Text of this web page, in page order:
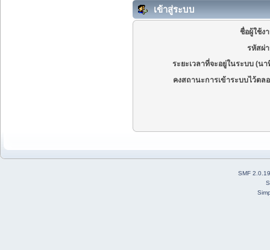
เข้าสู่ระบบ
ชื่อผู้ใช้ง
รหัสผ่
ระยะเวลาที่จะอยู่ในระบบ (นา
คงสถานะการเข้าระบบไว้ตล
SMF 2.0.19